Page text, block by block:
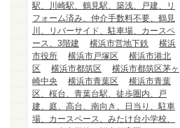
駅、川崎駅、鶴見駅、築浅、戸建、リ
フォーム済み、仲介手数料不要、鶴見
川、リバーサイド、駐車場、カースペ
ース、3階建
横浜市営地下鉄
横浜
市役所
横浜市戸塚区
横浜市港北
区
横浜市都筑区
横浜市都筑区茅ヶ
崎中央
横浜市青葉区
横浜市青葉
区、桜台、青葉台駅、徒歩圏内、戸
建、庭、高台、南向き、日当り、駐車
場、カースペース、みたけ台小学校、